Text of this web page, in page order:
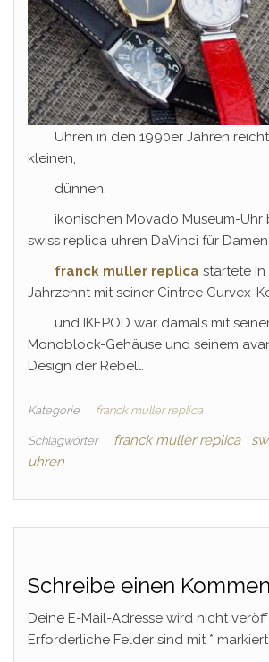
Uhren in den 1990er Jahren
kleinen,
dünnen,
ikonischen Movado Museum-Uhr
swiss replica uhren DaVinci für
franck muller replica startete in
Jahrzehnt mit seiner Cintree Curvex-
und IKEPOD war damals mit
Monoblock-Gehäuse und seinem
Design der Rebell.
Kategorie franck muller replica
Schlagwörter franck muller replica
uhren
Schreibe einen
Deine E-Mail-Adresse wird nicht
Erforderliche Felder sind mit * markiert